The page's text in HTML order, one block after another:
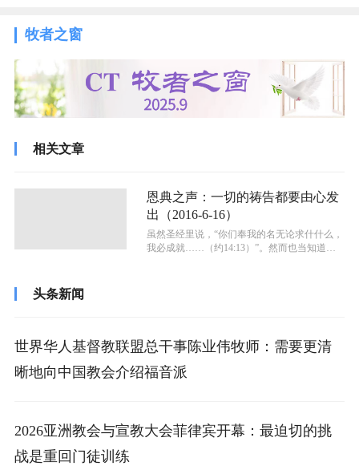
牧者之窗
相关文章
恩典之声：一切的祷告都要由心发
出（2016-6-16）
虽然圣经里说，“你们奉我的名无论求什什么，
我必成就……（约14:13）”。然而也当知道，
头条新闻
世界华人基督教联盟总干事陈业伟牧师：需要更清
晰地向中国教会介绍福音派
2026亚洲教会与宣教大会菲律宾开幕：最迫切的挑
战是重回门徒训练